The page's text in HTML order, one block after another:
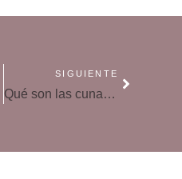
SIGUIENTE
Qué son las cunas convertibles, sus pros y sus contras